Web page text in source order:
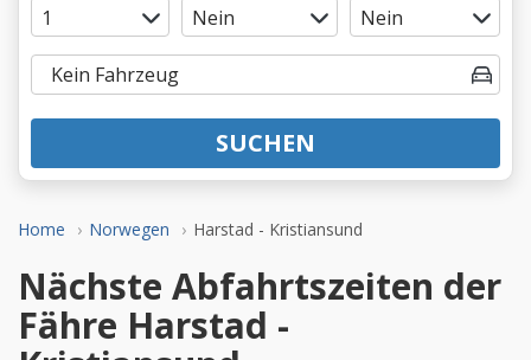
Home Norwegen Harstad - Kristiansund
SUCHEN
Nächste Abfahrtszeiten der
Fähre Harstad -